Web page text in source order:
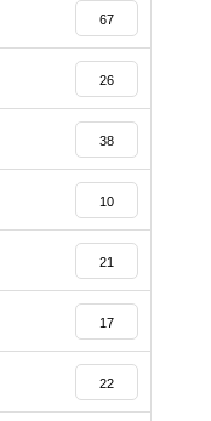
67
26
38
10
21
17
22